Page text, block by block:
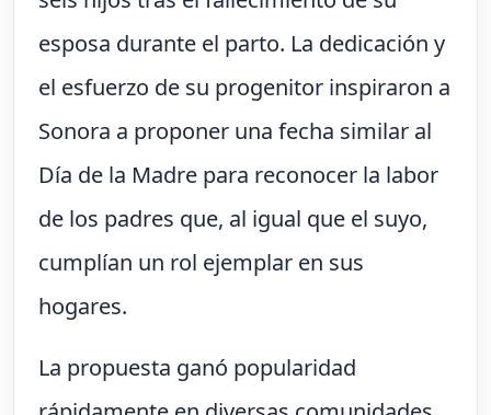
esposa durante el parto. La dedicación y
el esfuerzo de su progenitor inspiraron a
Sonora a proponer una fecha similar al
Día de la Madre para reconocer la labor
de los padres que, al igual que el suyo,
cumplían un rol ejemplar en sus
hogares.
La propuesta ganó popularidad